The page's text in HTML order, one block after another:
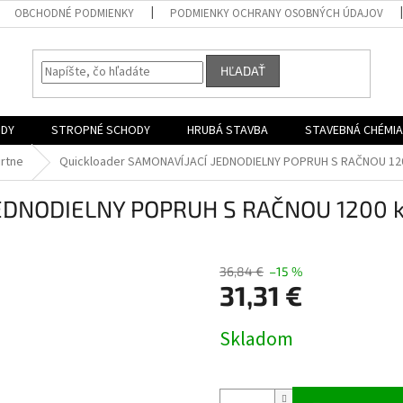
OBCHODNÉ PODMIENKY PODMIENKY OCHRANY OSOBNÝCH ÚDAJOV
HĽADAŤ
STROPNÉ SCHODY HRUBÁ STAVBA STAVEBNÁ CHÉMIA
Quickloader SAMONAVÍJACÍ JEDNODIELNY POPRUH S RAČNOU
POPRUH S RAČNOU 1200
36,84 € –15 %
31,31 €
cena:
Skladom